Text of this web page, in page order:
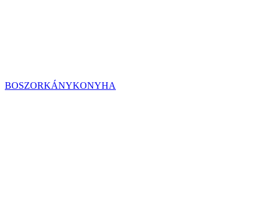
BOSZORKÁNYKONYHA